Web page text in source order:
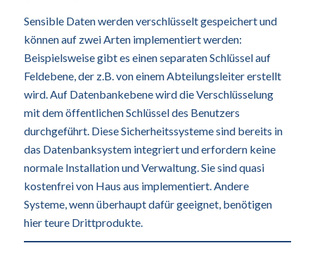
Sensible Daten werden verschlüsselt gespeichert und
können auf zwei Arten implementiert werden:
Beispielsweise gibt es einen separaten Schlüssel auf
Feldebene, der z.B. von einem Abteilungsleiter erstellt
wird. Auf Datenbankebene wird die Verschlüsselung
mit dem öffentlichen Schlüssel des Benutzers
durchgeführt. Diese Sicherheitssysteme sind bereits in
das Datenbanksystem integriert und erfordern keine
normale Installation und Verwaltung. Sie sind quasi
kostenfrei von Haus aus implementiert. Andere
Systeme, wenn überhaupt dafür geeignet, benötigen
hier teure Drittprodukte.